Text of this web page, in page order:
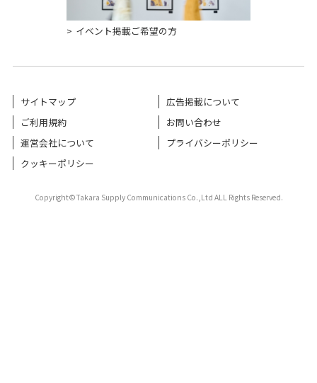
イベント掲載ご希望の方
サイトマップ
広告掲載について
ご利用規約
お問い合わせ
運営会社について
プライバシーポリシー
クッキーポリシー
Copyright©Takara Supply Communications Co.,Ltd ALL Rights Reserved.